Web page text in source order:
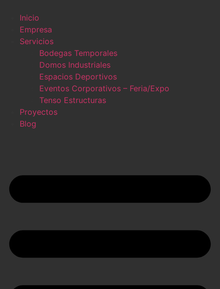
contenido
Inicio
Empresa
Servicios
Bodegas Temporales
Domos Industriales
Espacios Deportivos
Eventos Corporativos – Feria/Expo
Tenso Estructuras
Proyectos
Blog